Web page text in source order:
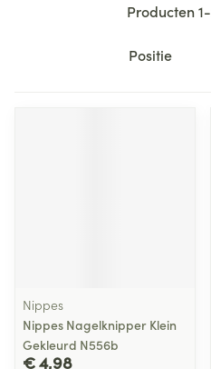
Producten1-
Sorteer op:
Nippes
Nippes Nagelknipper Klein
Gekleurd N556b
€ 4,98